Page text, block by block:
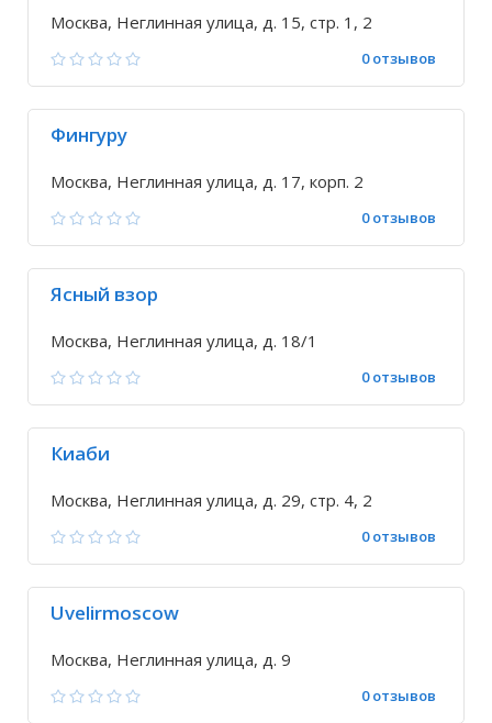
Москва, Неглинная улица, д. 15, стр. 1, 2
0 отзывов
Фингуру
Москва, Неглинная улица, д. 17, корп. 2
0 отзывов
Ясный взор
Москва, Неглинная улица, д. 18/1
0 отзывов
Киаби
Москва, Неглинная улица, д. 29, стр. 4, 2
0 отзывов
Uvelirmoscow
Москва, Неглинная улица, д. 9
0 отзывов